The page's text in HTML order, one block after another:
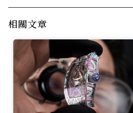
相關文章